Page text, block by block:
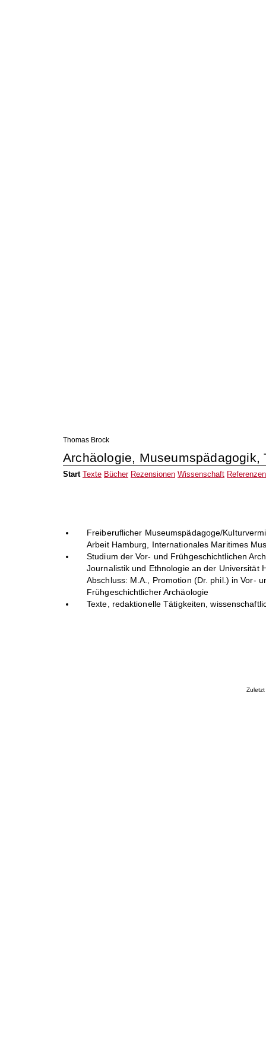
Thomas Brock
Archäologie, Museumspädagogik,
Start Texte Bücher Rezensionen Wissenschaft Referenzen
Freiberuflicher Museumspädagoge/
Arbeit Hamburg, Internationales Maritimes
Studium der Vor- und Frühgeschichtlichen
Journalistik und Ethnologie an der Universität
Abschluss: M.A., Promotion (Dr. phil.) in Vor-
Frühgeschichtlicher Archäologie
Texte, redaktionelle Tätigkeiten,